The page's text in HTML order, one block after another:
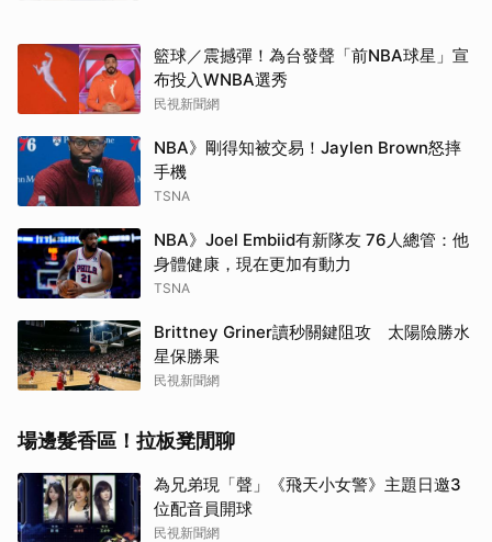
籃球／震撼彈！為台發聲「前NBA球星」宣
布投入WNBA選秀
民視新聞網
NBA》剛得知被交易！Jaylen Brown怒摔
手機
TSNA
NBA》Joel Embiid有新隊友 76人總管：他
身體健康，現在更加有動力
TSNA
Brittney Griner讀秒關鍵阻攻 太陽險勝水
星保勝果
民視新聞網
場邊髮香區！拉板凳閒聊
為兄弟現「聲」《飛天小女警》主題日邀3
位配音員開球
民視新聞網
取消